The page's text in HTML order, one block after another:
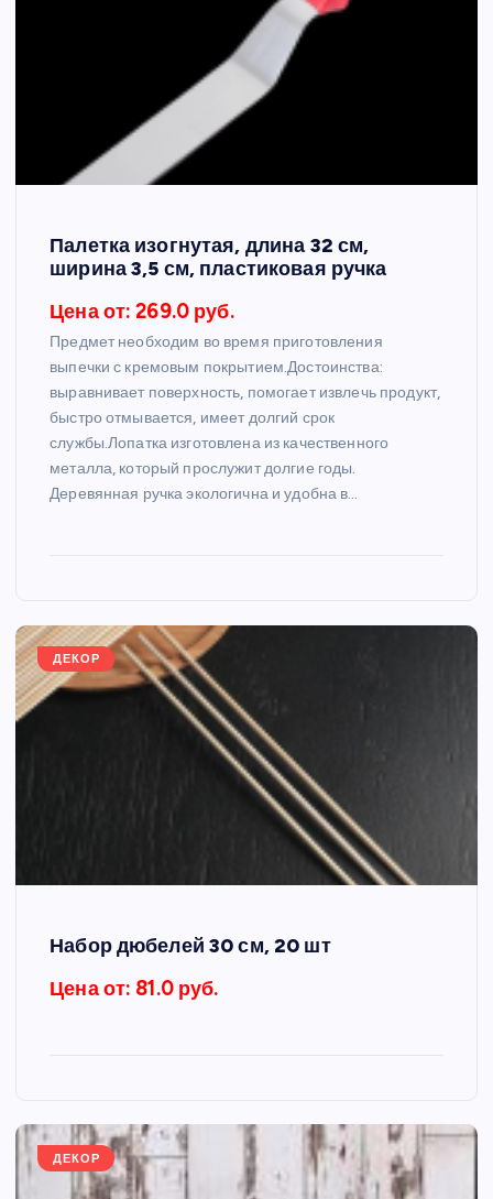
Палетка изогнутая, длина 32 см,
ширина 3,5 см, пластиковая ручка
Цена от: 269.0 руб.
Предмет необходим во время приготовления
выпечки с кремовым покрытием.Достоинства:
выравнивает поверхность, помогает извлечь продукт,
быстро отмывается, имеет долгий срок
службы.Лопатка изготовлена из качественного
металла, который прослужит долгие годы.
Деревянная ручка экологична и удобна в…
ДЕКОР
Набор дюбелей 30 см, 20 шт
Цена от: 81.0 руб.
ДЕКОР